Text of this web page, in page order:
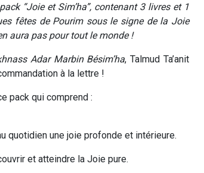
“Joie et Sim’ha”, contenant 3 livres et 1
fêtes de Pourim sous le signe de la Joie
aura pas pour tout le monde !
Adar Marbin Bésim’ha, Talmud Ta’anit
à la lettre !
pack qui comprend :
quotidien une joie profonde et intérieure.
et atteindre la Joie pure.